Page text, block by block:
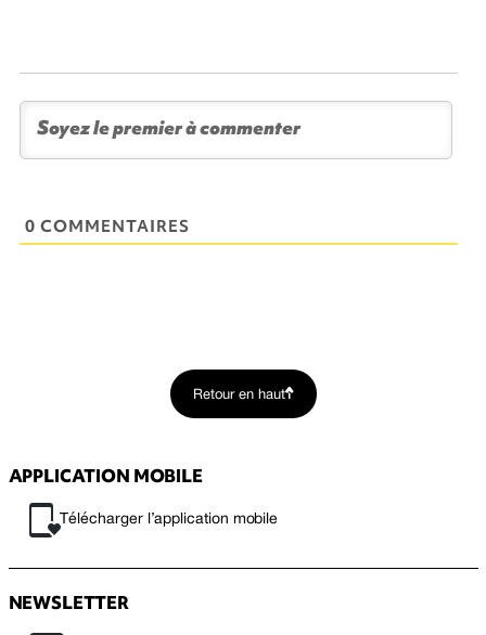
0 COMMENTAIRES
Retour en haut
APPLICATION MOBILE
Télécharger l’application mobile
NEWSLETTER